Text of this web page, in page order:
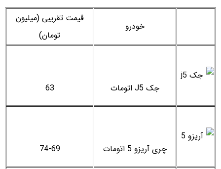
خودرو
قیمت تقریبی (میلیون
تومان)
جک J5 اتومات 63
چری آریزو 5 اتومات 74-69